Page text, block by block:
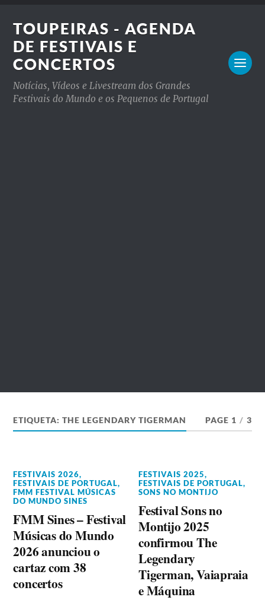
TOUPEIRAS - AGENDA
DE FESTIVAIS E
CONCERTOS
Notícias, Vídeos e Livestream dos Grandes
Festivais do Mundo e os Pequenos de Portugal
ETIQUETA:THE LEGENDARY TIGERMAN PAGE 1 / 3
FESTIVAIS 2026,
FESTIVAIS DE PORTUGAL,
FMM FESTIVAL MÚSICAS
DO MUNDO SINES
FMM Sines – Festival
Músicas do Mundo
2026 anunciou o
cartaz com 38
concertos
FESTIVAIS 2025,
FESTIVAIS DE PORTUGAL,
SONS NO MONTIJO
Festival Sons no
Montijo 2025
confirmou The
Legendary
Tigerman, Vaiapraia
e Máquina